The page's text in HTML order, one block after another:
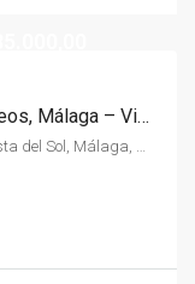
Apartamento de Lujo en Campo Elíseos, Málaga – Vistas Panorámicas y Diseño Contemporáneo
La Malagueta, Centro, Málaga, Málaga-Costa del Sol, Málaga, Andalucía, España, España, Málaga-Costa del Sol